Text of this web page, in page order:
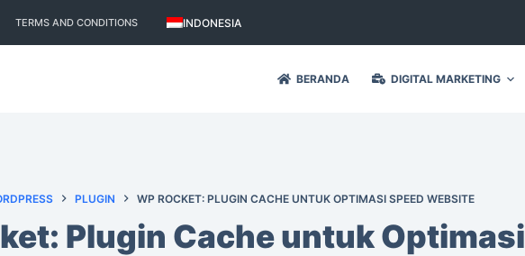
TERMS AND CONDITIONS INDONESIA
BERANDA DIGITAL MARKETING
PLUGIN WP ROCKET: PLUGIN CACHE UNTUK OPTIMASI SPEED WEBSITE
Plugin Cache untuk Optimasi